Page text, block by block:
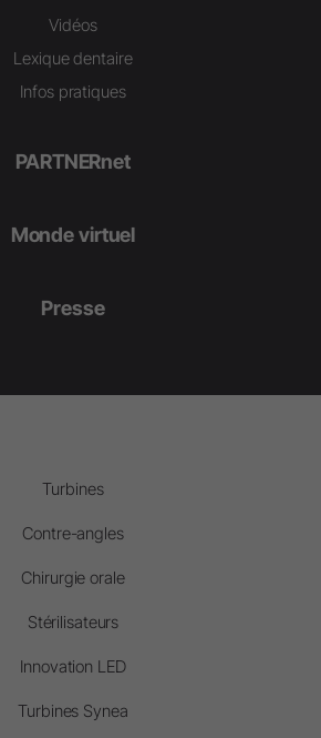
Vidéos
Lexique dentaire
Infos pratiques
PARTNERnet
Monde virtuel
Presse
Turbines
Contre-angles
Chirurgie orale
Stérilisateurs
Innovation LED
Turbines Synea